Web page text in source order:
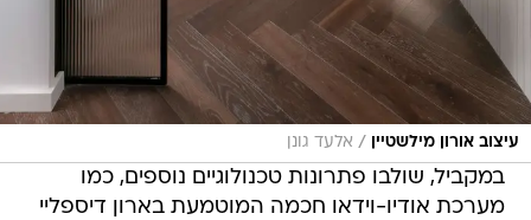
עיצוב אורון מילשטיין / אלעד גונן
במקביל, שולבו פתרונות טכנולוגיים נוספים, כמו
מערכת אודיו-וידאו חכמה המוטמעת בארון דיספליי